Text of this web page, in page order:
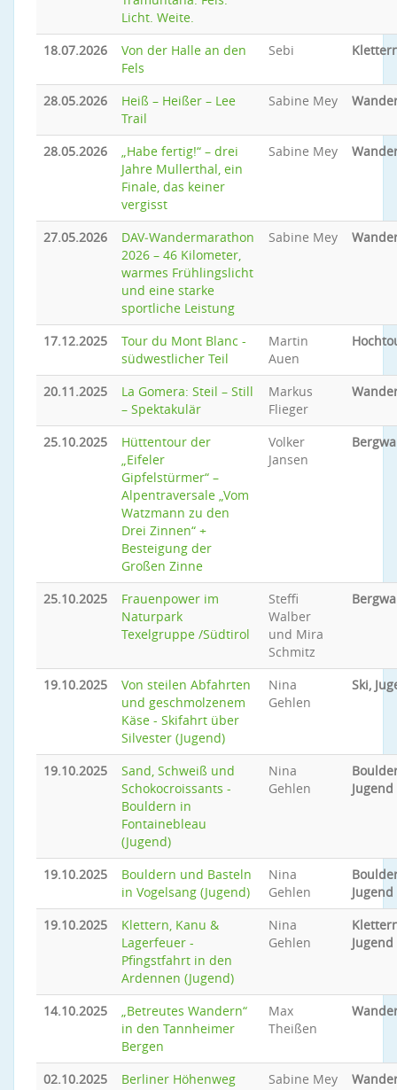
Licht. Weite.
18.07.2026
Von der Halle an den
Fels
Sebi
28.05.2026
Heiß – Heißer – Lee
Trail
Sabine Mey
28.05.2026
„Habe fertig!“ – drei
Jahre Mullerthal, ein
Finale, das keiner
vergisst
Sabine Mey
27.05.2026
DAV‑Wandermarathon
2026 – 46 Kilometer,
warmes Frühlingslicht
und eine starke
sportliche Leistung
Sabine Mey
17.12.2025
Tour du Mont Blanc -
südwestlicher Teil
Martin
Auen
20.11.2025
La Gomera: Steil – Still
– Spektakulär
Markus
Flieger
25.10.2025
Hüttentour der
„Eifeler
Gipfelstürmer“ –
Alpentraversale „Vom
Watzmann zu den
Drei Zinnen“ +
Besteigung der
Großen Zinne
Volker
Jansen
25.10.2025
Frauenpower im
Naturpark
Texelgruppe /Südtirol
Steffi
Walber
und Mira
Schmitz
19.10.2025
Von steilen Abfahrten
und geschmolzenem
Käse - Skifahrt über
Silvester (Jugend)
Nina
Gehlen
Ski,
19.10.2025
Sand, Schweiß und
Schokocroissants -
Bouldern in
Fontainebleau
(Jugend)
Nina
Gehlen
Jugend
19.10.2025
Bouldern und Basteln
in Vogelsang (Jugend)
Nina
Gehlen
Jugend
19.10.2025
Klettern, Kanu &
Lagerfeuer -
Pfingstfahrt in den
Ardennen (Jugend)
Nina
Gehlen
Jugend
14.10.2025
„Betreutes Wandern“
in den Tannheimer
Bergen
Max
Theißen
02.10.2025 Berliner Höhenweg Sabine Mey